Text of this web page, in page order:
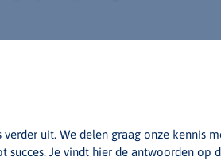
verder uit. We delen graag onze kennis
succes. Je vindt hier de antwoorden op